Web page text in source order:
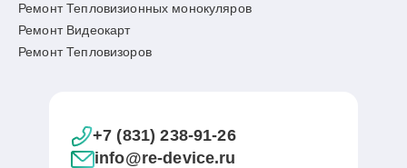
Ремонт Тепловизионных монокуляров
Ремонт Видеокарт
Ремонт Тепловизоров
+7 (831) 238-91-26
info@re-device.ru